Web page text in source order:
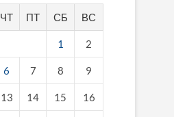
ЧТ ПТ СБ ВС
1 2
6 7 8 9
13 14 15 16